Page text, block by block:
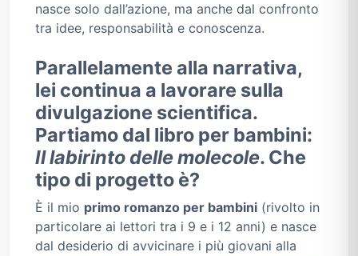
nasce solo dall’azione, ma anche dal confronto
tra idee, responsabilità e conoscenza.
Parallelamente alla narrativa,
lei continua a lavorare sulla
divulgazione scientifica.
Partiamo dal libro per bambini:
Il labirinto delle molecole. Che
tipo di progetto è?
È il mio primo romanzo per bambini (rivolto in
particolare ai lettori tra i 9 e i 12 anni) e nasce
dal desiderio di avvicinare i più giovani alla